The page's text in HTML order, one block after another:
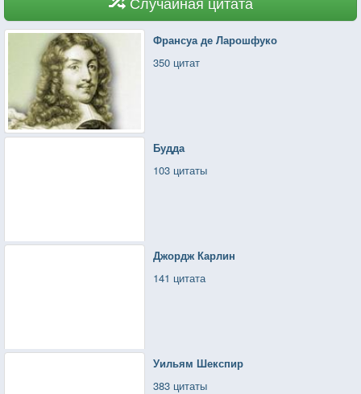
Франсуа де Ларошфуко
350 цитат
Будда
103 цитаты
Джордж Карлин
141 цитата
Уильям Шекспир
383 цитаты